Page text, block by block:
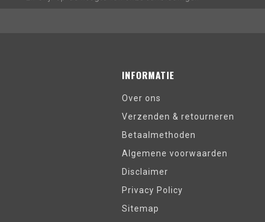
INFORMATIE
Over ons
Verzenden & retourneren
Betaalmethoden
Algemene voorwaarden
Disclaimer
Privacy Policy
Sitemap